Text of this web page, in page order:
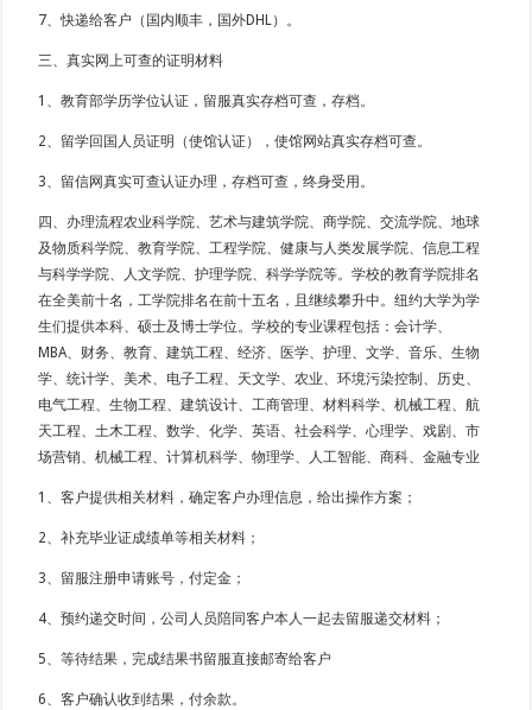
7、快递给客户（国内顺丰，国外DHL）。
三、真实网上可查的证明材料
1、教育部学历学位认证，留服真实存档可查，存档。
2、留学回国人员证明（使馆认证），使馆网站真实存档可查。
3、留信网真实可查认证办理，存档可查，终身受用。
四、办理流程农业科学院、艺术与建筑学院、商学院、交流学院、地球
及物质科学院、教育学院、工程学院、健康与人类发展学院、信息工程
与科学学院、人文学院、护理学院、科学学院等。学校的教育学院排名
在全美前十名，工学院排名在前十五名，且继续攀升中。纽约大学为学
生们提供本科、硕士及博士学位。学校的专业课程包括：会计学、
MBA、财务、教育、建筑工程、经济、医学、护理、文学、音乐、生物
学、统计学、美术、电子工程、天文学、农业、环境污染控制、历史、
电气工程、生物工程、建筑设计、工商管理、材料科学、机械工程、航
天工程、土木工程、数学、化学、英语、社会科学、心理学、戏剧、市
场营销、机械工程、计算机科学、物理学、人工智能、商科、金融专业
1、客户提供相关材料，确定客户办理信息，给出操作方案；
2、补充毕业证成绩单等相关材料；
3、留服注册申请账号，付定金；
4、预约递交时间，公司人员陪同客户本人一起去留服递交材料；
5、等待结果，完成结果书留服直接邮寄给客户
6、客户确认收到结果，付余款。